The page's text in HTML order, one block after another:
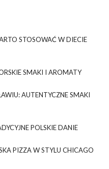
STOSOWAĆ W DIECIE
SMAKI I AROMATY
AUTENTYCZNE SMAKI
POLSKIE DANIE
PIZZA W STYLU CHICAGO